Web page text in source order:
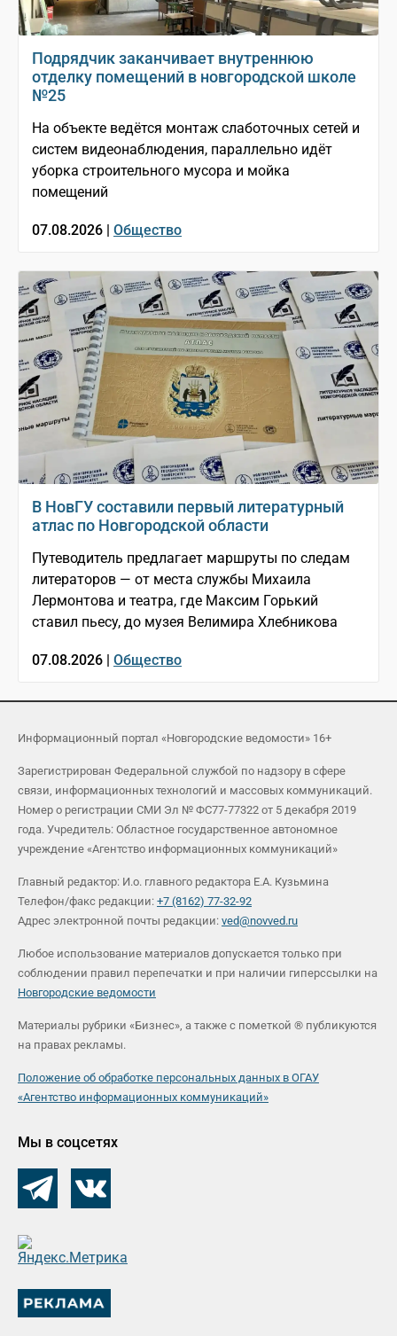
Подрядчик заканчивает внутреннюю
отделку помещений в новгородской школе
№25
На объекте ведётся монтаж слаботочных сетей и
систем видеонаблюдения, параллельно идёт
уборка строительного мусора и мойка
помещений
07.08.2026 | Общество
В НовГУ составили первый литературный
атлас по Новгородской области
Путеводитель предлагает маршруты по следам
литераторов — от места службы Михаила
Лермонтова и театра, где Максим Горький
ставил пьесу, до музея Велимира Хлебникова
07.08.2026 | Общество
Информационный портал «Новгородские ведомости» 16+
Зарегистрирован Федеральной службой по надзору в сфере
связи, информационных технологий и массовых коммуникаций.
Номер о регистрации СМИ Эл № ФС77-77322 от 5 декабря 2019
года. Учредитель: Областное государственное автономное
учреждение «Агентство информационных коммуникаций»
Главный редактор: И.о. главного редактора Е.А. Кузьмина
Телефон/факс редакции: +7 (8162) 77-32-92
Адрес электронной почты редакции: ved@novved.ru
Любое использование материалов допускается только при
соблюдении правил перепечатки и при наличии гиперссылки на
Новгородские ведомости
Материалы рубрики «Бизнес», а также с пометкой ® публикуются
на правах рекламы.
Положение об обработке персональных данных в ОГАУ
«Агентство информационных коммуникаций»
Мы в соцсетях